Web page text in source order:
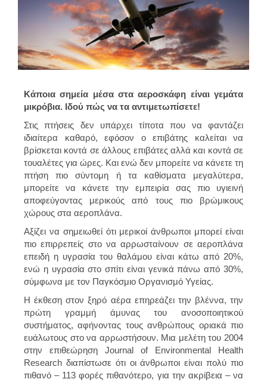
Κάποια σημεία μέσα στα αεροσκάφη είναι γεμάτα
μικρόβια. Ιδού πώς να τα αντιμετωπίσετε!
Στις πτήσεις δεν υπάρχει τίποτα που να φαντάζει
ιδιαίτερα καθαρό, εφόσον ο επιβάτης καλείται να
βρίσκεται κοντά σε άλλους επιβάτες αλλά και κοντά σε
τουαλέτες για ώρες. Και ενώ δεν μπορείτε να κάνετε τη
πτήση πιο σύντομη ή τα καθίσματα μεγαλύτερα,
μπορείτε να κάνετε την εμπειρία σας πιο υγιεινή
αποφεύγοντας μερικούς από τους πιο βρώμικους
χώρους στα αεροπλάνα.
Αξίζει να σημειωθεί ότι μερικοί άνθρωποι μπορεί είναι
πιο επιρρεπείς στο να αρρωσταίνουν σε αεροπλάνα
επειδή η υγρασία του θαλάμου είναι κάτω από 20%,
ενώ η υγρασία στο σπίτι είναι γενικά πάνω από 30%,
σύμφωνα με τον Παγκόσμιο Οργανισμό Υγείας.
Η έκθεση στον ξηρό αέρα επηρεάζει την βλέννα, την
πρώτη γραμμή άμυνας του ανοσοποιητικού
συστήματος, αφήνοντας τους ανθρώπους οριακά πιο
ευάλωτους στο να αρρωστήσουν. Μια μελέτη του 2004
στην επιθεώρηση Journal of Environmental Health
Research διαπίστωσε ότι οι άνθρωποι είναι πολύ πιο
πιθανό – 113 φορές πιθανότερο, για την ακρίβεια – να